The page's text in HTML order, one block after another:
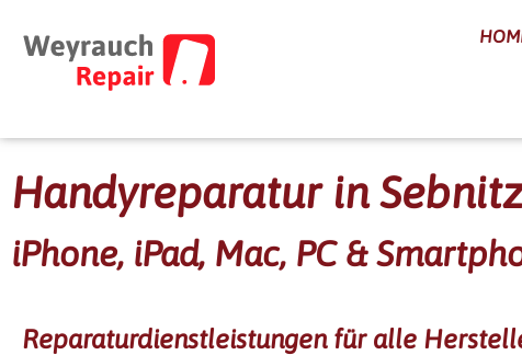
Handyreparatur in
iPhone, iPad, Mac, PC &
Reparaturdienstleistungen für alle